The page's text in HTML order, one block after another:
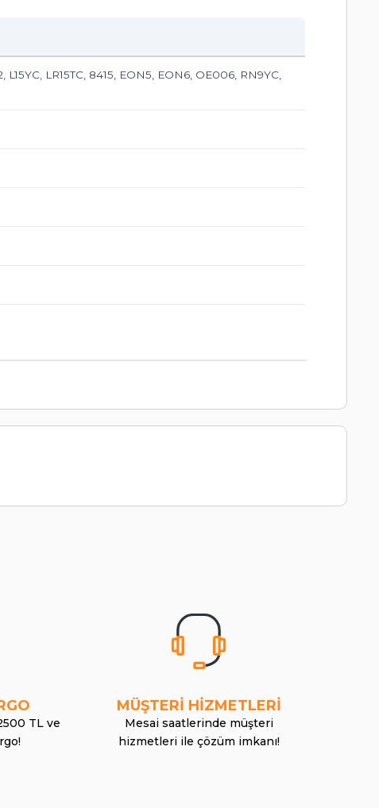
LR15TC, 8415, EON5, EON6, OE006, RN9YC,
TL ve
MÜŞTERİ HİZMETLERİ
Mesai saatlerinde müşteri
hizmetleri ile çözüm imkanı!